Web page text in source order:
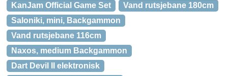
KanJam Official Game Set
Vand rutsjebane 180cm
Saloniki, mini, Backgammon
Vand rutsjebane 116cm
Naxos, medium Backgammon
Dart Devil II elektronisk